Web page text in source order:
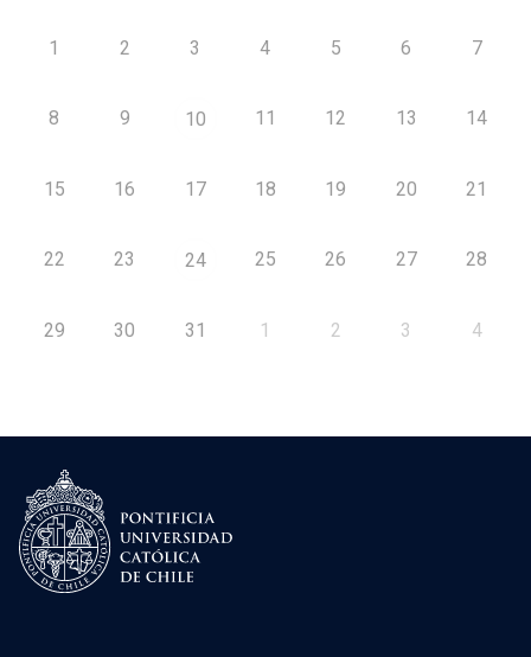
1 2 3 4 5 6 7
8 9 10 11 12 13 14
15 16 17 18 19 20 21
22 23 24 25 26 27 28
29 30 31 1 2 3 4